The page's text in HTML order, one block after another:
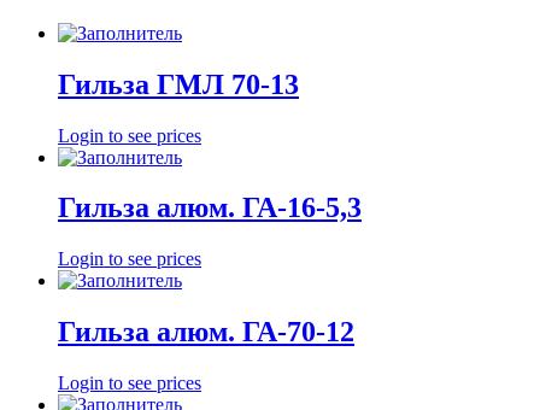
Гильза ГМЛ 70-13
Login to see prices
Гильза алюм. ГА-16-5,3
Login to see prices
Гильза алюм. ГА-70-12
Login to see prices